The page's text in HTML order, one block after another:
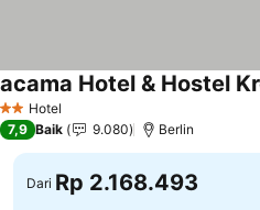
2 Bintang
Hotel
acama Hotel & Hostel
7,9 Baik 9.080 Berlin
Dari Rp 2.168.493